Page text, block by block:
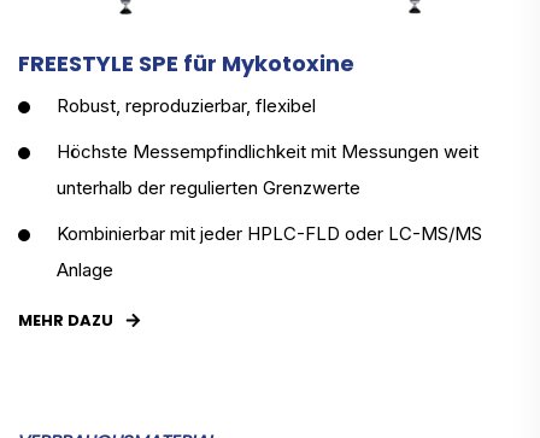
FREESTYLE SPE für Mykotoxine
Robust, reproduzierbar, flexibel
Höchste Messempfindlichkeit mit Messungen weit
unterhalb der regulierten Grenzwerte
Kombinierbar mit jeder HPLC-FLD oder LC-MS/MS
Anlage
MEHR DAZU